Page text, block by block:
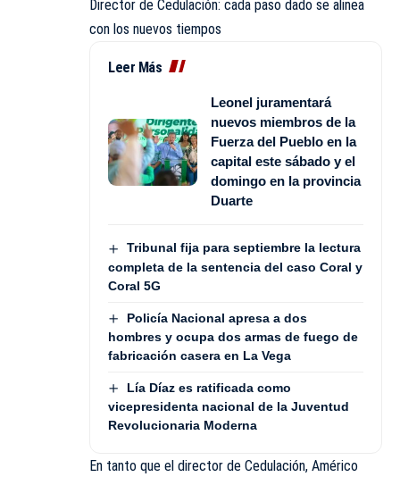
Director de Cedulación: cada paso dado se alinea
con los nuevos tiempos
Leer Más
Leonel juramentará
nuevos miembros de la
Fuerza del Pueblo en la
capital este sábado y el
domingo en la provincia
Duarte
Tribunal fija para septiembre la lectura
completa de la sentencia del caso Coral y
Coral 5G
Policía Nacional apresa a dos
hombres y ocupa dos armas de fuego de
fabricación casera en La Vega
Lía Díaz es ratificada como
vicepresidenta nacional de la Juventud
Revolucionaria Moderna
En tanto que el director de Cedulación, Américo